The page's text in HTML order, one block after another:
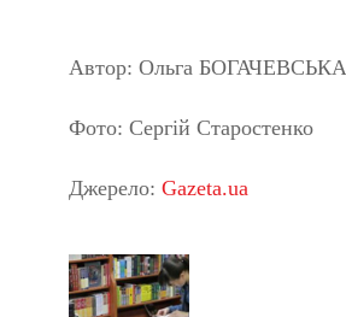
Автор: Ольга БОГАЧЕВСЬКА
Фото: Сергій Старостенко
Джерело: Gazeta.ua